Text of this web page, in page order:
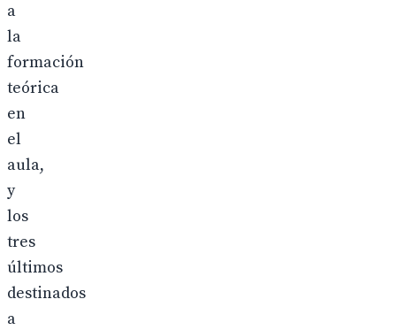
a
la
formación
teórica
en
el
aula,
y
los
tres
últimos
destinados
a